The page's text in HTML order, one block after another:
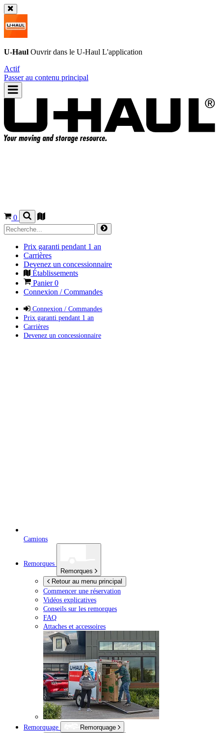
U-Haul Ouvrir dans le U-Haul L'application
Actif
Passer au contenu principal
0
Prix garanti pendant 1 an
Carrières
Devenez un concessionnaire
Établissements
Panier0
Connexion / Commandes
Connexion / Commandes
Prix garanti pendant 1 an
Carrières
Devenez un concessionnaire
Camions
Remorques
Remorques
Retour au menu principal
Commencer une réservation
Vidéos explicatives
Conseils sur les remorques
FAQ
Attaches et accessoires
Remorquage
Remorquage